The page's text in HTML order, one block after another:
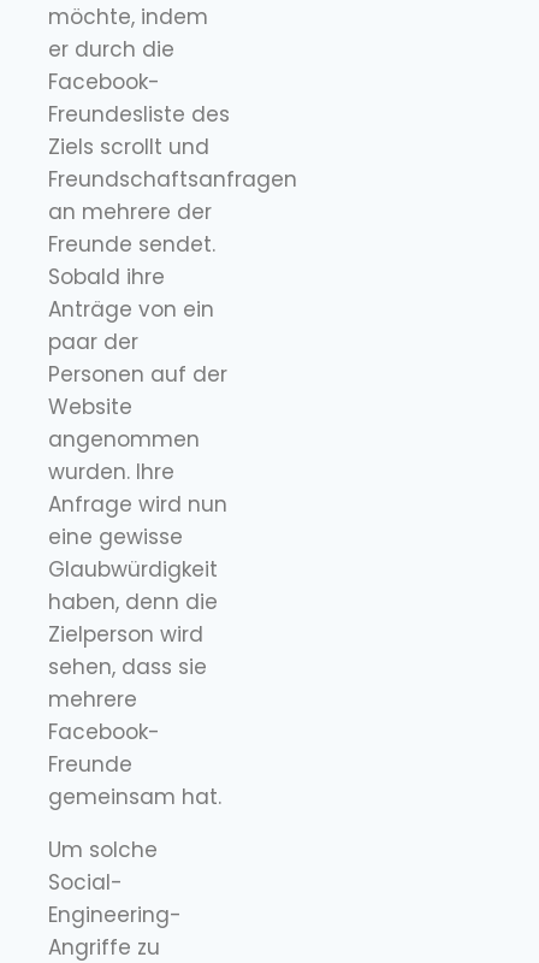
möchte, indem
er durch die
Facebook-
Freundesliste des
Ziels scrollt und
Freundschaftsanfragen
an mehrere der
Freunde sendet.
Sobald ihre
Anträge von ein
paar der
Personen auf der
Website
angenommen
wurden. Ihre
Anfrage wird nun
eine gewisse
Glaubwürdigkeit
haben, denn die
Zielperson wird
sehen, dass sie
mehrere
Facebook-
Freunde
gemeinsam hat.
Um solche
Social-
Engineering-
Angriffe zu